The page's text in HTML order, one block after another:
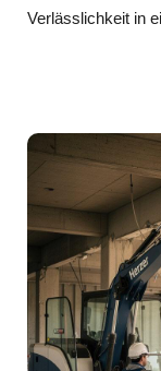
Verlässlichkeit in